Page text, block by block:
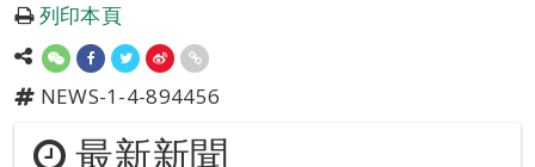
列印本頁
NEWS-1-4-894456
最新新聞